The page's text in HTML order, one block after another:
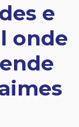
e
onde